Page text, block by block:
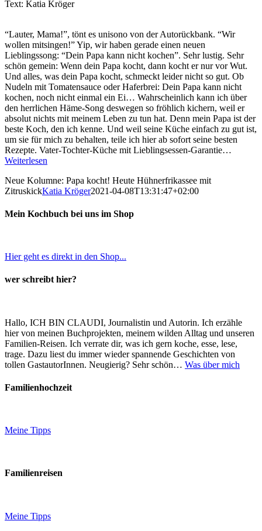
Text: Katia Kröger
“Lauter, Mama!”, tönt es unisono von der Autorückbank. “Wir
wollen mitsingen!” Yip, wir haben gerade einen neuen
Lieblingssong: “Dein Papa kann nicht kochen”. Sehr lustig. Sehr
schön gemein: Wenn dein Papa kocht, dann kocht er nur vor Wut.
Und alles, was dein Papa kocht, schmeckt leider nicht so gut. Ob
Nudeln mit Tomatensauce oder Haferbrei: Dein Papa kann nicht
kochen, noch nicht einmal ein Ei… Wahrscheinlich kann ich über
den herrlichen Häme-Song deswegen so fröhlich kichern, weil er
absolut nichts mit meinem Leben zu tun hat. Denn mein Papa ist der
beste Koch, den ich kenne. Und weil seine Küche einfach zu gut ist,
um sie für mich zu behalten, teile ich hier ab sofort seine besten
Rezepte. Vater-Tochter-Küche mit Lieblingsessen-Garantie…
Weiterlesen
Neue Kolumne: Papa kocht! Heute Hühnerfrikassee mit
ZitruskickKatia Kröger2021-04-08T13:31:47+02:00
Mein Kochbuch bei uns im Shop
Hier geht es direkt in den Shop...
wer schreibt hier?
Hallo, ICH BIN CLAUDI, Journalistin und Autorin. Ich erzähle
hier von meinen Buchprojekten, meinem wilden Alltag und unseren
Familien-Reisen. Ich verrate dir, was ich gern koche, esse, lese,
trage. Dazu liest du immer wieder spannende Geschichten von
tollen GastautorInnen. Neugierig? Sehr schön… Was über mich
Familienhochzeit
Meine Tipps
Familienreisen
Meine Tipps